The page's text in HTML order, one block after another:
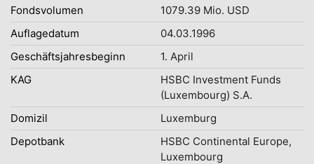
Fondsvolumen
1079.39 Mio. USD
Auflagedatum
04.03.1996
Geschäftsjahresbeginn
1. April
KAG
HSBC Investment Funds
(Luxembourg) S.A.
Domizil
Luxemburg
Depotbank
HSBC Continental Europe,
Luxembourg